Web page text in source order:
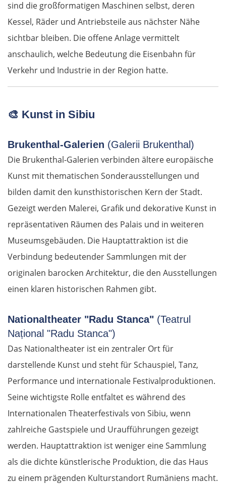
sind die großformatigen Maschinen selbst, deren
Kessel, Räder und Antriebsteile aus nächster Nähe
sichtbar bleiben. Die offene Anlage vermittelt
anschaulich, welche Bedeutung die Eisenbahn für
Verkehr und Industrie in der Region hatte.
🎨 Kunst in Sibiu
Brukenthal-Galerien (Galerii Brukenthal)
Die Brukenthal-Galerien verbinden ältere europäische
Kunst mit thematischen Sonderausstellungen und
bilden damit den kunsthistorischen Kern der Stadt.
Gezeigt werden Malerei, Grafik und dekorative Kunst in
repräsentativen Räumen des Palais und in weiteren
Museumsgebäuden. Die Hauptattraktion ist die
Verbindung bedeutender Sammlungen mit der
originalen barocken Architektur, die den Ausstellungen
einen klaren historischen Rahmen gibt.
Nationaltheater "Radu Stanca" (Teatrul
Național "Radu Stanca")
Das Nationaltheater ist ein zentraler Ort für
darstellende Kunst und steht für Schauspiel, Tanz,
Performance und internationale Festivalproduktionen.
Seine wichtigste Rolle entfaltet es während des
Internationalen Theaterfestivals von Sibiu, wenn
zahlreiche Gastspiele und Uraufführungen gezeigt
werden. Hauptattraktion ist weniger eine Sammlung
als die dichte künstlerische Produktion, die das Haus
zu einem prägenden Kulturstandort Rumäniens macht.